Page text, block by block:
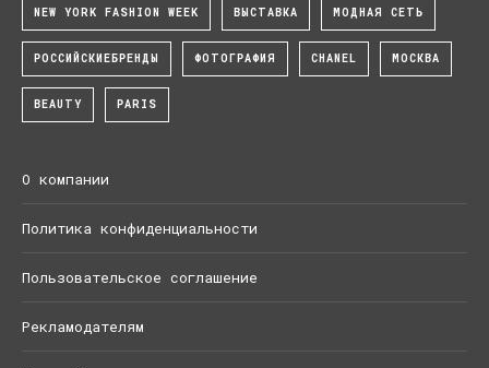
NEW YORK FASHION WEEK ВЫСТАВКА МОДНАЯ СЕТЬ
РОССИЙСКИЕБРЕНДЫ ФОТОГРАФИЯ CHANEL МОСКВА
BEAUTY PARIS
О компании
Политика конфиденциальности
Пользовательское соглашение
Рекламодателям